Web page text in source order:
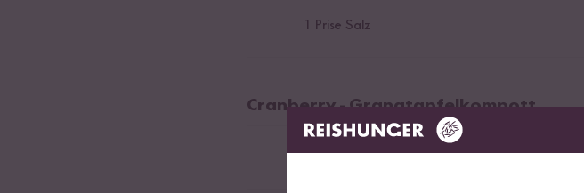
1 Prise Salz
Cranberry - Granatapfelkompott
150g Cranberries